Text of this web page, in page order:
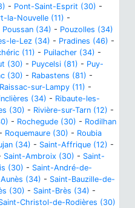
- Pont-Saint-Esprit (30) -
la-Nouvelle (11) -
Poussan (34) - Pouzolles (34)
le-Lez (34) - Pradines (46) -
(11) - Puilacher (34) -
(30) - Puycelsi (81) - Puy-
(30) - Rabastens (81) -
Raissac-sur-Lampy (11) -
(34) - Ribaute-les-
(30) - Rivière-sur-Tarn (12) -
- Rochegude (30) - Rodilhan
- Roquemaure (30) - Roubia
(34) - Saint-Affrique (12) -
Saint-Ambroix (30) - Saint-
(30) - Saint-André-de-
(34) - Saint-Bauzille-de-
(30) - Saint-Brès (34) -
Christol-de-Rodières (30)